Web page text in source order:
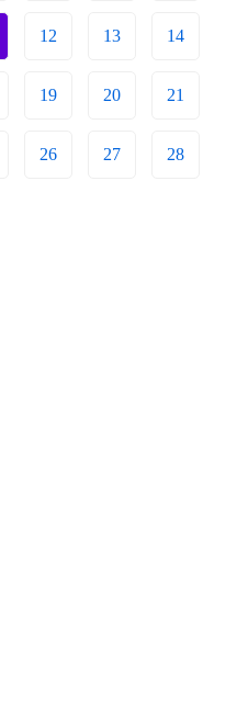
12 13 14
19 20 21
26 27 28